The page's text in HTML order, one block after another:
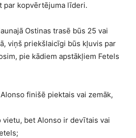
par kopvērtējuma līderi.
Ostinas trasē būs 25 vai
viņš priekšlaicīgi būs kļuvis par
pie kādiem apstākļiem Fetels
finišē piektais vai zemāk,
vietu, bet Alonso ir devītais vai